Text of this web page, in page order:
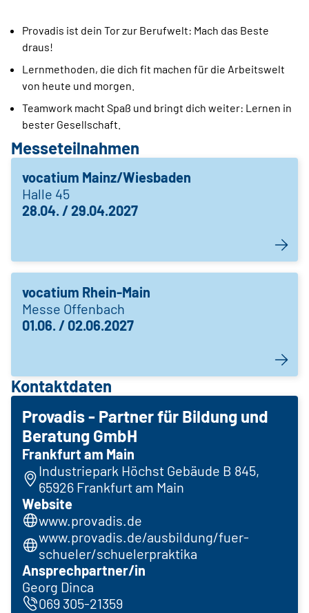
Provadis ist dein Tor zur Berufwelt: Mach das Beste
draus!
Lernmethoden, die dich fit machen für die Arbeitswelt
von heute und morgen.
Teamwork macht Spaß und bringt dich weiter: Lernen in
bester Gesellschaft.
Messeteilnahmen
vocatium Mainz/Wiesbaden
Halle 45
28.04. / 29.04.2027
vocatium Rhein-Main
Messe Offenbach
01.06. / 02.06.2027
Kontaktdaten
Provadis - Partner für Bildung und
Beratung GmbH
Frankfurt am Main
Industriepark Höchst Gebäude B 845,
65926 Frankfurt am Main
Website
www.provadis.de
www.provadis.de/ausbildung/fuer-
schueler/schuelerpraktika
Ansprechpartner/in
Georg Dinca
069 305-21359